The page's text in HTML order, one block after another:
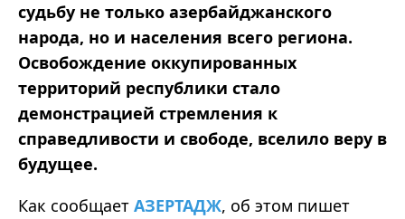
судьбу не только азербайджанского
народа, но и населения всего региона.
Освобождение оккупированных
территорий республики стало
демонстрацией стремления к
справедливости и свободе, вселило веру в
будущее.
Как сообщает АЗЕРТАДЖ, об этом пишет